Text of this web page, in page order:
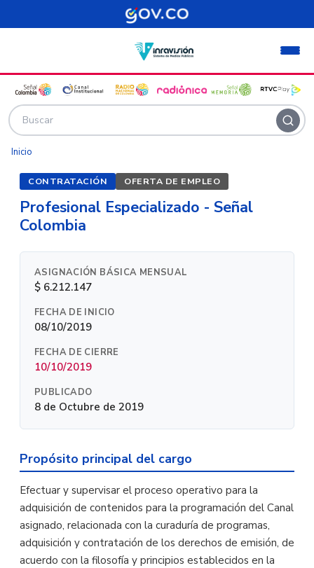
Pasar al contenido principal
Inicio
CONTRATACIÓN OFERTA DE EMPLEO
Profesional Especializado - Señal
Colombia
ASIGNACIÓN BÁSICA MENSUAL
$ 6.212.147
FECHA DE INICIO
08/10/2019
FECHA DE CIERRE
10/10/2019
PUBLICADO
8 de Octubre de 2019
Propósito principal del cargo
Efectuar y supervisar el proceso operativo para la
adquisición de contenidos para la programación del Canal
asignado, relacionada con la curaduría de programas,
adquisición y contratación de los derechos de emisión, de
acuerdo con la filosofía y principios establecidos en la